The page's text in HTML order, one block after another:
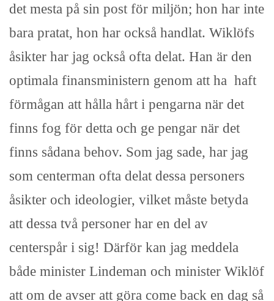
det mesta på sin post för miljön; hon har inte
bara pratat, hon har också handlat. Wiklöfs
åsikter har jag också ofta delat. Han är den
optimala finansministern genom att ha haft
förmågan att hålla hårt i pengarna när det
finns fog för detta och ge pengar när det
finns sådana behov. Som jag sade, har jag
som centerman ofta delat dessa personers
åsikter och ideologier, vilket måste betyda
att dessa två personer har en del av
centerspår i sig! Därför kan jag meddela
både minister Lindeman och minister Wiklöf
att om de avser att göra come back en dag så